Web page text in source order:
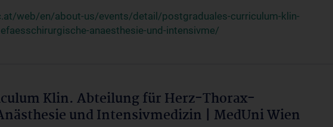
web/en/about-us/events/detail/postgraduales-curriculum-klin-
anaesthesie-und-intensivme/
Klin. Abteilung für Herz-Thorax-
und Intensivmedizin | MedUni Wien